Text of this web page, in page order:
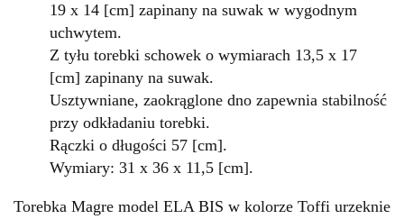
19 x 14 [cm] zapinany na suwak w wygodnym
uchwytem.
Z tyłu torebki schowek o wymiarach 13,5 x 17
[cm] zapinany na suwak.
Usztywniane, zaokrąglone dno zapewnia stabilność
przy odkładaniu torebki.
Rączki o długości 57 [cm].
Wymiary: 31 x 36 x 11,5 [cm].
Torebka Magre model ELA BIS w kolorze Toffi urzeknie